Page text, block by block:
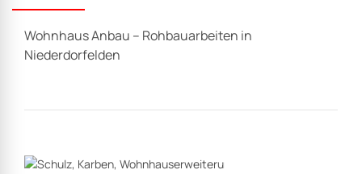
Wohnhaus Anbau – Rohbauarbeiten in
Niederdorfelden